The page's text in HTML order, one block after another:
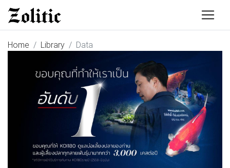
Home Library Data